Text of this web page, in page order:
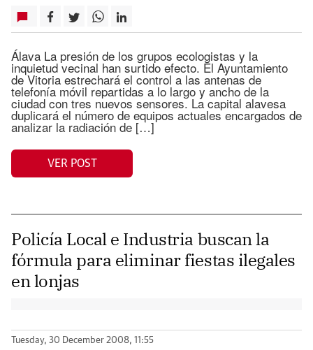
Álava La presión de los grupos ecologistas y la
inquietud vecinal han surtido efecto. El Ayuntamiento
de Vitoria estrechará el control a las antenas de
telefonía móvil repartidas a lo largo y ancho de la
ciudad con tres nuevos sensores. La capital alavesa
duplicará el número de equipos actuales encargados de
analizar la radiación de […]
VER POST
Policía Local e Industria buscan la
fórmula para eliminar fiestas ilegales
en lonjas
Tuesday, 30 December 2008, 11:55